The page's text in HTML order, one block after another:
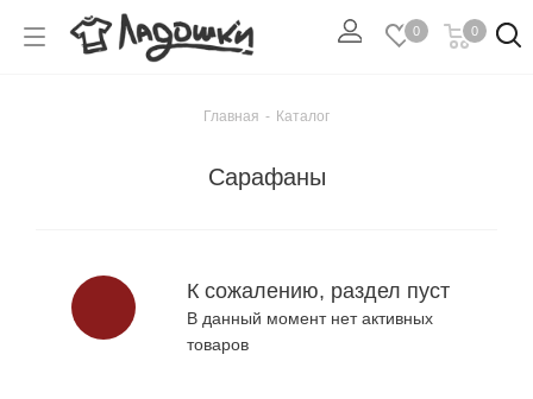
0 0
Главная - Каталог
Сарафаны
К сожалению, раздел пуст
В данный момент нет активных
товаров